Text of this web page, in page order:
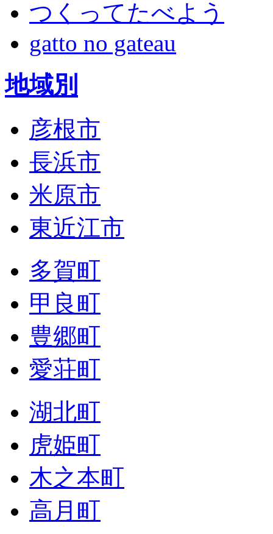
つくってたべよう
gatto no gateau
地域別
彦根市
長浜市
米原市
東近江市
多賀町
甲良町
豊郷町
愛荘町
湖北町
虎姫町
木之本町
高月町